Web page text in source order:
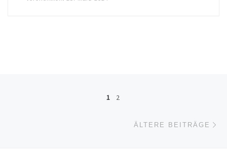
Beitragsnavigation
1 2
ÄLTERE BEITRÄGE